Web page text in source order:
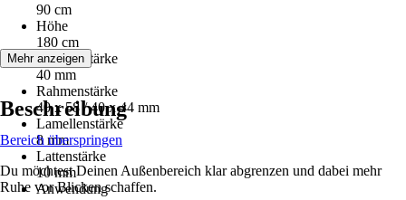
90 cm
Höhe
180 cm
Rahmenstärke
40 mm
Rahmenstärke
40 x 58 / 40 x 44 mm
Lamellenstärke
8 mm
Lattenstärke
10 mm
Anwendung
Mehr anzeigen
Beschreibung
Bereich überspringen
Du möchtest Deinen Außenbereich klar abgrenzen und dabei mehr
Ruhe vor Blicken schaffen.